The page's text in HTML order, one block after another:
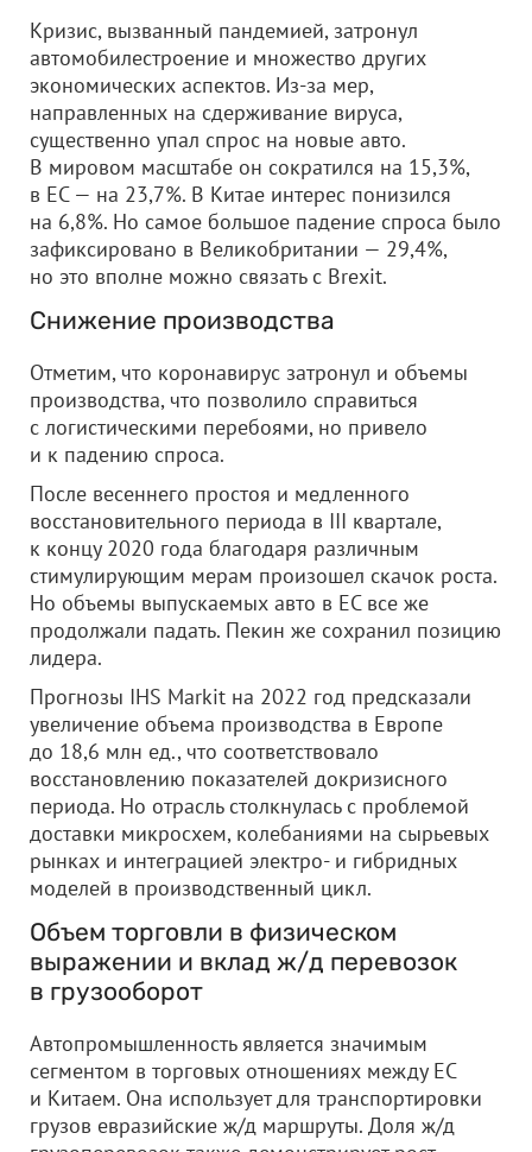
Кризис, вызванный пандемией, затронул
автомобилестроение и множество других
экономических аспектов. Из-за мер,
направленных на сдерживание вируса,
существенно упал спрос на новые авто.
В мировом масштабе он сократился на 15,3%,
в ЕС — на 23,7%. В Китае интерес понизился
на 6,8%. Но самое большое падение спроса было
зафиксировано в Великобритании — 29,4%,
но это вполне можно связать с Brexit.
Снижение производства
Отметим, что коронавирус затронул и объемы
производства, что позволило справиться
с логистическими перебоями, но привело
и к падению спроса.
После весеннего простоя и медленного
восстановительного периода в III квартале,
к концу 2020 года благодаря различным
стимулирующим мерам произошел скачок роста.
Но объемы выпускаемых авто в ЕС все же
продолжали падать. Пекин же сохранил позицию
лидера.
Прогнозы IHS Markit на 2022 год предсказали
увеличение объема производства в Европе
до 18,6 млн ед., что соответствовало
восстановлению показателей докризисного
периода. Но отрасль столкнулась с проблемой
доставки микросхем, колебаниями на сырьевых
рынках и интеграцией электро- и гибридных
моделей в производственный цикл.
Объем торговли в физическом
выражении и вклад ж/д перевозок
в грузооборот
Автопромышленность является значимым
сегментом в торговых отношениях между ЕС
и Китаем. Она использует для транспортировки
грузов евразийские ж/д маршруты. Доля ж/д